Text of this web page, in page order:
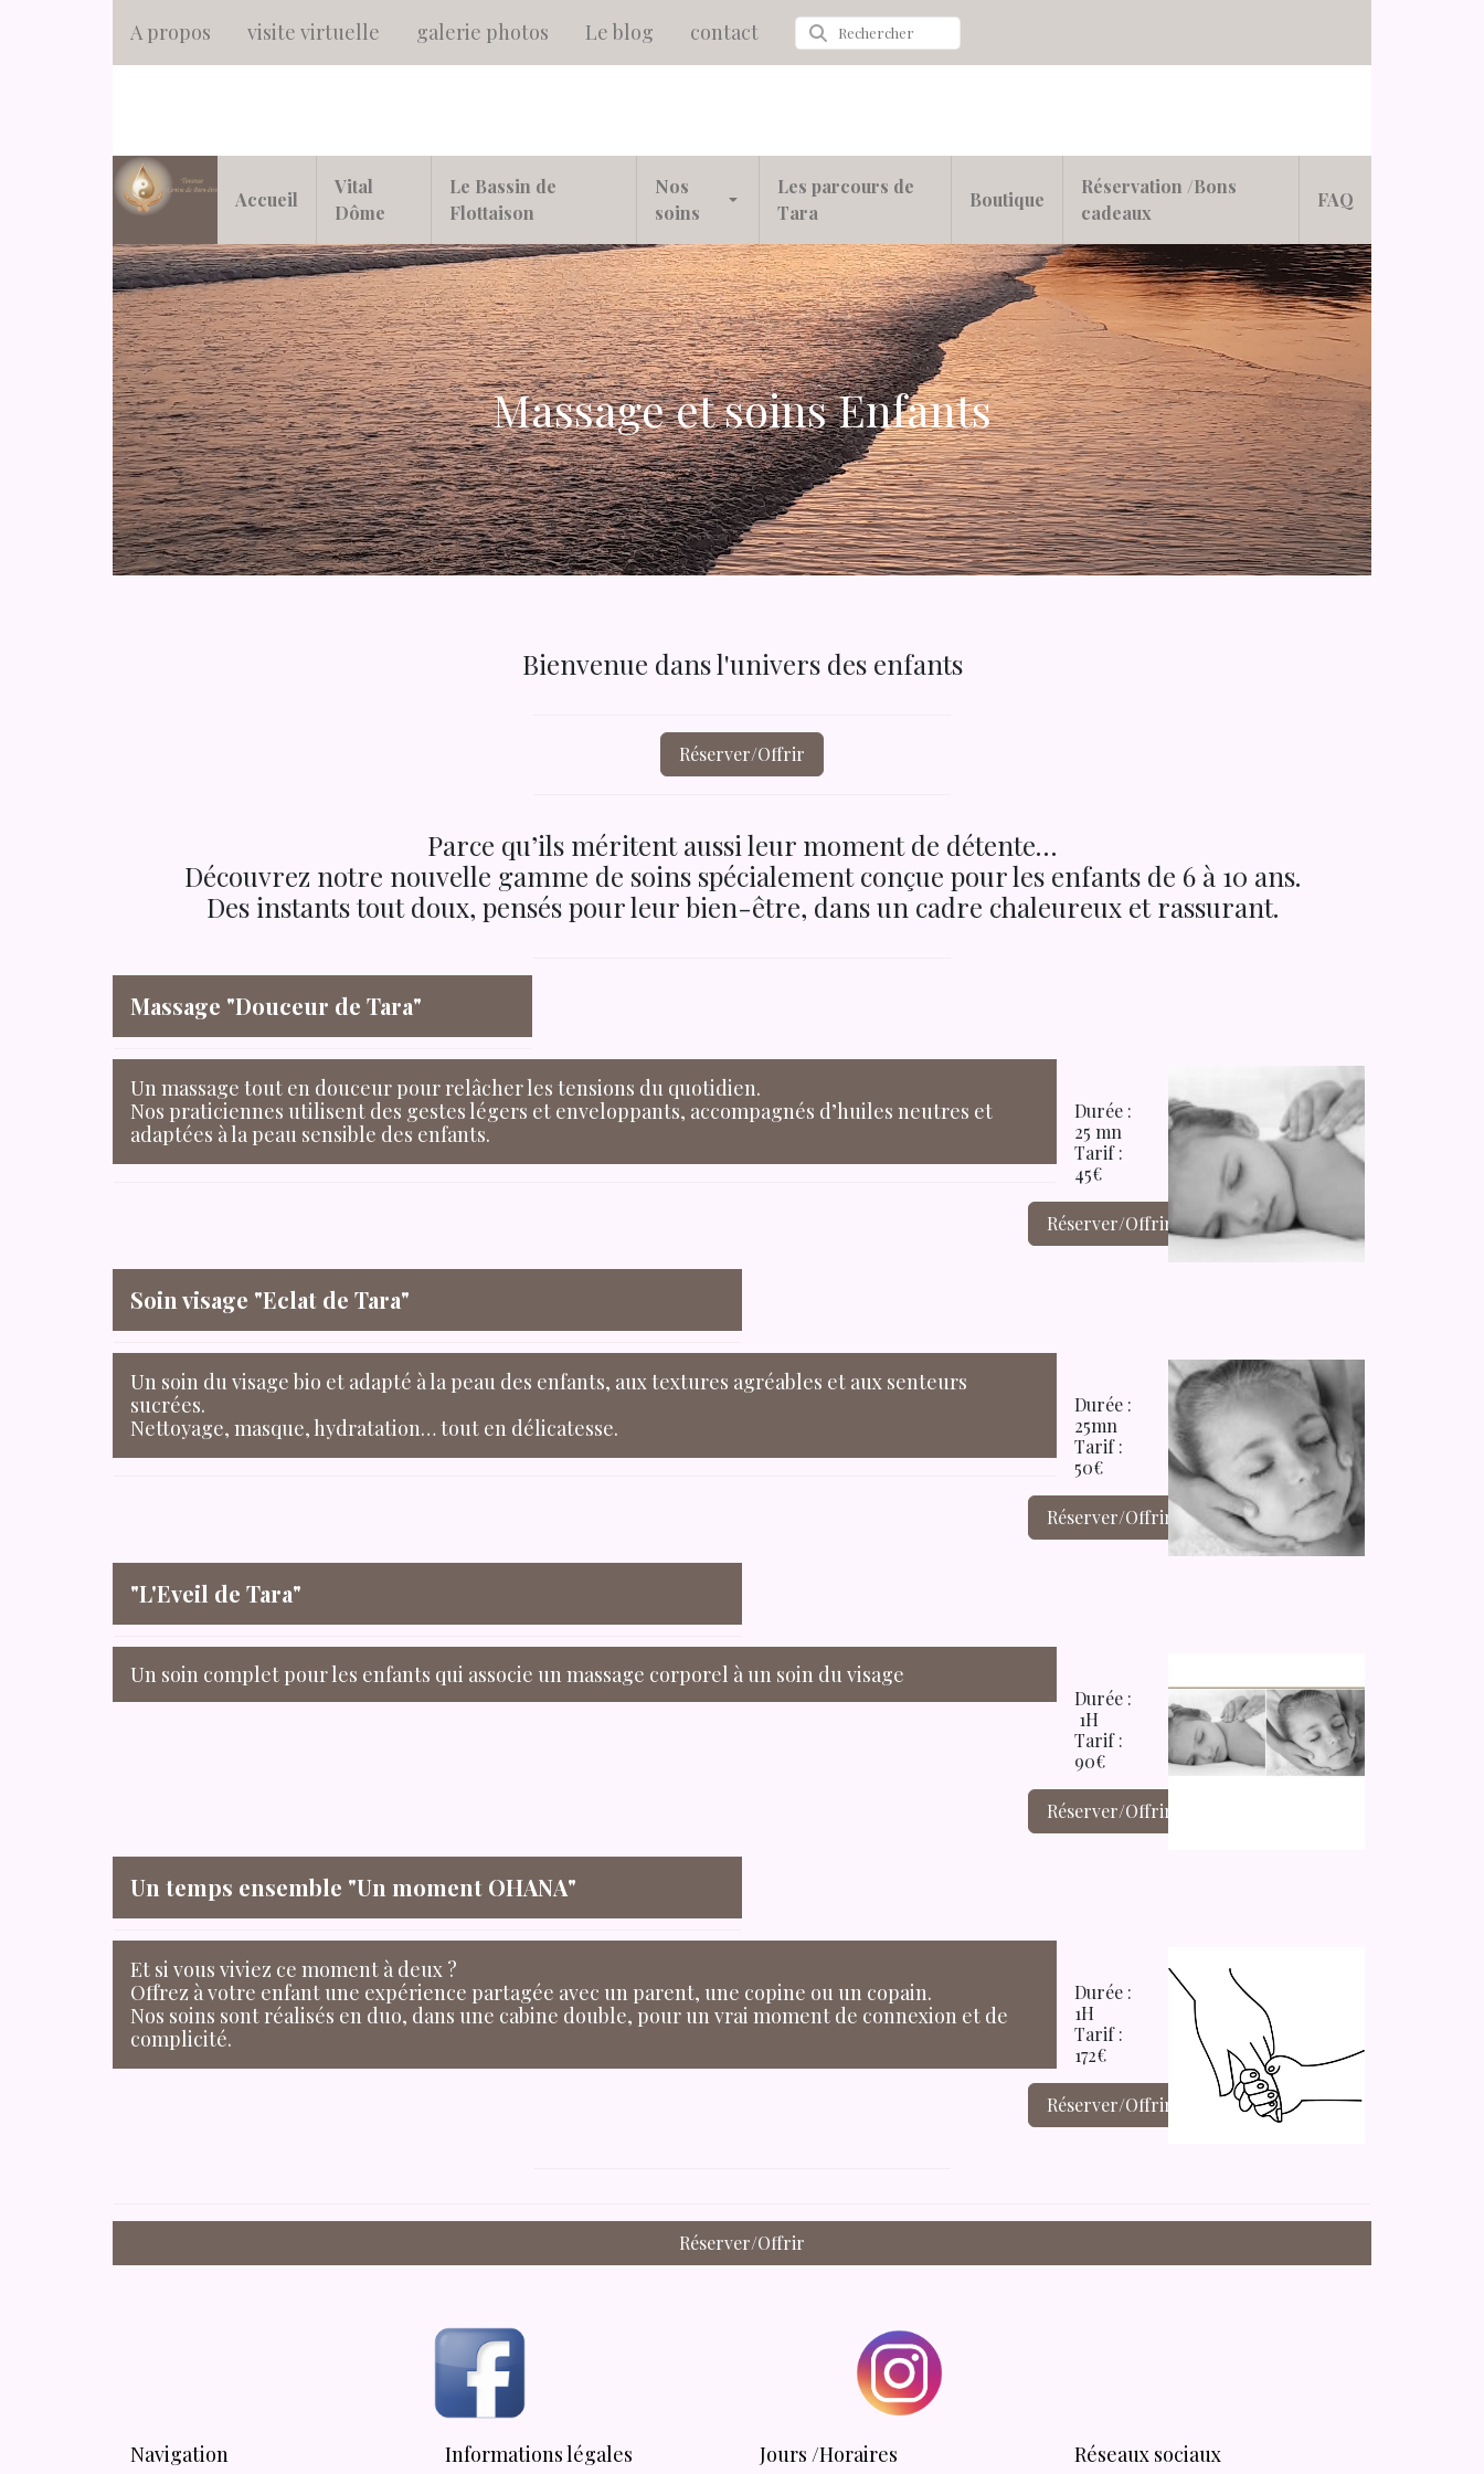
A propos visite virtuelle galerie photos Le blog contact
Accueil
Vital
Dôme
Le Bassin de
Flottaison
Nos
soins
Les parcours de
Tara
Boutique
Réservation /Bons
cadeaux
FAQ
Massage et soins Enfants
Bienvenue dans l'univers des enfants
Réserver/Offrir
Parce qu’ils méritent aussi leur moment de détente…
Découvrez notre nouvelle gamme de soins spécialement conçue pour les enfants de 6 à 10 ans.
Des instants tout doux, pensés pour leur bien-être, dans un cadre chaleureux et rassurant.
Massage "Douceur de Tara"
Un massage tout en douceur pour relâcher les tensions du quotidien.
Nos praticiennes utilisent des gestes légers et enveloppants, accompagnés d’huiles neutres et
adaptées à la peau sensible des enfants.
Durée :
25 mn
Tarif :
45€
Réserver/Offrir
Soin visage "Eclat de Tara"
Un soin du visage bio et adapté à la peau des enfants, aux textures agréables et aux senteurs
sucrées.
Nettoyage, masque, hydratation… tout en délicatesse.
Durée :
25mn
Tarif :
50€
Réserver/Offrir
"L'Eveil de Tara"
Un soin complet pour les enfants qui associe un massage corporel à un soin du visage
Durée :
1H
Tarif :
90€
Réserver/Offrir
Un temps ensemble "Un moment OHANA"
Et si vous viviez ce moment à deux ?
Offrez à votre enfant une expérience partagée avec un parent, une copine ou un copain.
Nos soins sont réalisés en duo, dans une cabine double, pour un vrai moment de connexion et de
complicité.
Durée :
1H
Tarif :
172€
Réserver/Offrir
Réserver/Offrir
Navigation Informations légales Jours /Horaires Réseaux sociaux